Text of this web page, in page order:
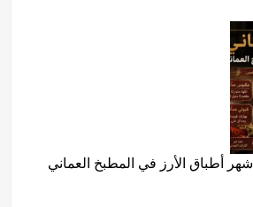
أطباق الأرز في المطبخ العماني